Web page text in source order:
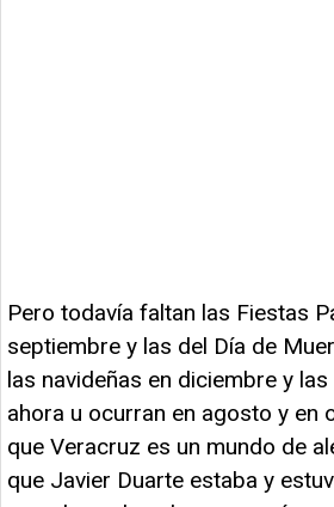
Pero todavía faltan las Fiestas
septiembre y las del Día de
las navideñas en diciembre y
ahora u ocurran en agosto y en
que Veracruz es un mundo de
que Javier Duarte estaba y